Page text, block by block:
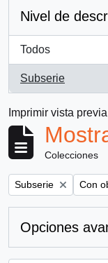
Nivel de
Todos
Subserie
, 1 resultados
Imprimir vista previa
Colecciones
Remove filter:
Subserie Con
Opciones